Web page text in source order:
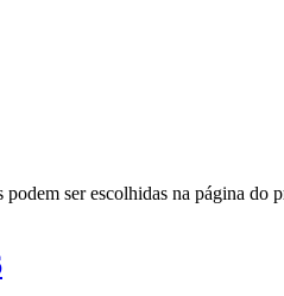
ser escolhidas na página do